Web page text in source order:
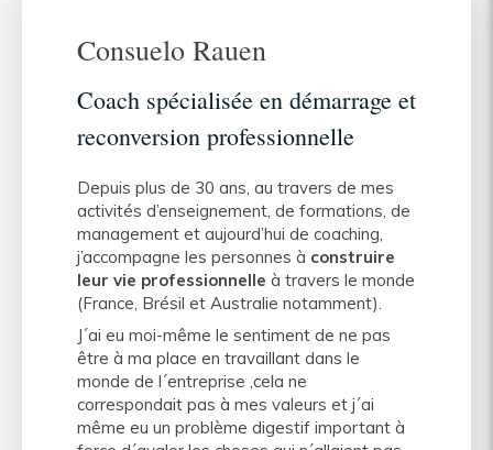
Consuelo Rauen
Coach spécialisée en démarrage et
reconversion professionnelle
Depuis plus de 30 ans, au travers de mes
activités d’enseignement, de formations, de
management et aujourd’hui de coaching,
j’accompagne les personnes à construire
leur vie professionnelle à travers le monde
(France, Brésil et Australie notamment).
J´ai eu moi-même le sentiment de ne pas
être à ma place en travaillant dans le
monde de l´entreprise ,cela ne
correspondait pas à mes valeurs et j´ai
même eu un problème digestif important à